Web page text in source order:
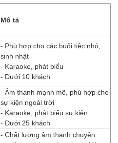
Mô tả
- Phù hợp cho các buổi tiệc nhỏ,
sinh nhật
- Karaoke, phát biểu
- Dưới 10 khách
- Âm thanh mạnh mẽ, phù hợp cho
sự kiện ngoài trời
- Karaoke, phát biểu sự kiện
- Dưới 25 khách
- Chất lượng âm thanh chuyên